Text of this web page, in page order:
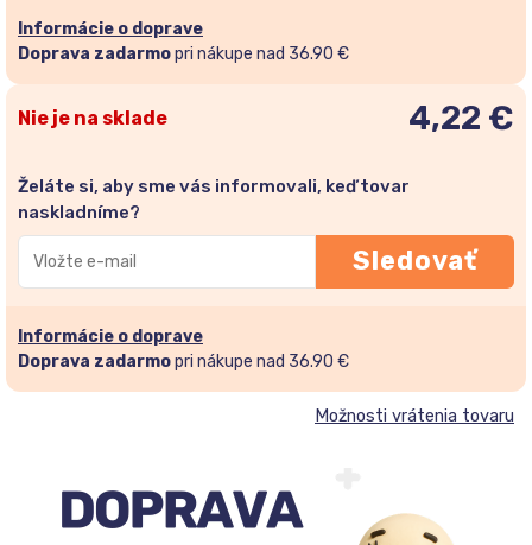
Informácie o doprave
Doprava zadarmopri nákupe nad 36.90 €
Nie je na sklade 4,22 €
Želáte si, aby sme vás informovali, keď tovar
naskladníme?
mailovú
adresu
a
zoznamu
čakateľov
Sledovať
Informácie o doprave
Doprava zadarmopri nákupe nad 36.90 €
Možnosti vrátenia tovaru